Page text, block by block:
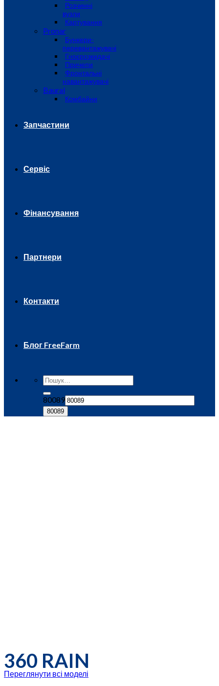
Розчинні
вузли
Картування
Pronar
Бункери-
перевантажувачі
Гноєрозкидачі
Причепи
Фронтальні
навантажувачі
Baural
Комбайни
Запчастини
Сервіс
Фінансування
Партнери
Контакти
Блог FreeFarm
80089
360 RAIN
Переглянути всі моделі